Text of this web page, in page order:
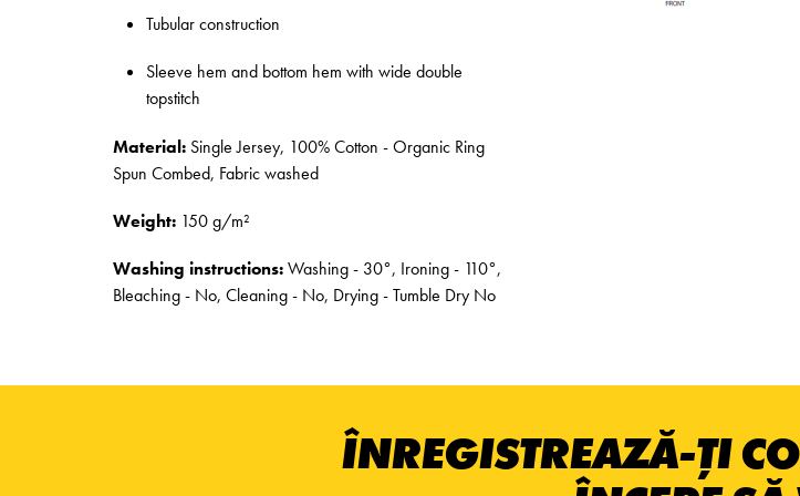
Tubular construction
Sleeve hem and bottom hem with wide double
topstitch
Material: Single Jersey, 100% Cotton - Organic Ring
Spun Combed, Fabric washed
Weight: 150 g/m²
Washing instructions:Washing - 30°, Ironing - 110°,
Bleaching - No, Cleaning - No, Drying - Tumble Dry No
ÎNREGISTREAZĂ-ȚI